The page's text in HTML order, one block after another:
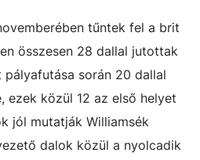
tűntek fel a brit
összesen 28 dallal jutottak
során 20 dallal
közül 12 az első helyet
jól mutatják Williamsék
dalok közül a nyolcadik